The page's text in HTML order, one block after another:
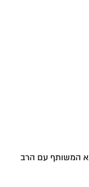
המשותף עם הרב